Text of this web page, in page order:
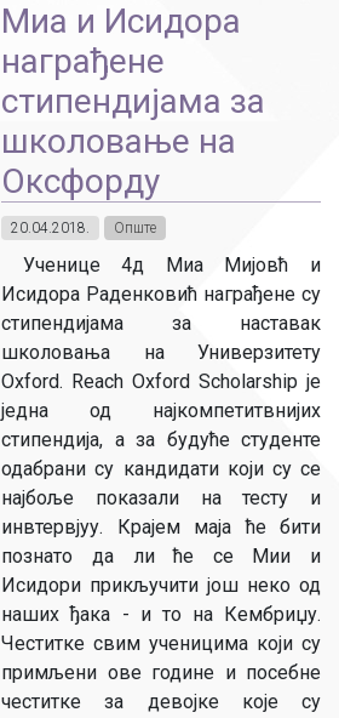
Миа и Исидора
награђене
стипендијама за
школовање на
Оксфорду
20.04.2018. Опште
Ученице 4д Миа Мијовћ и
Исидора Раденковић награђене су
стипендијама за наставак
школовања на Универзитету
Оxford. Reach Oxford Scholarship је
једна од најкомпетитвнијих
стипендија, а за будуће студенте
одабрани су кандидати који су се
најбоље показали на тесту и
инвтервјуу. Крајем маја ће бити
познато да ли ће се Мии и
Исидори прикључити још неко од
наших ђака - и то на Кембриџу.
Честитке свим ученицима који су
примљени ове године и посебне
честитке за девојке које су